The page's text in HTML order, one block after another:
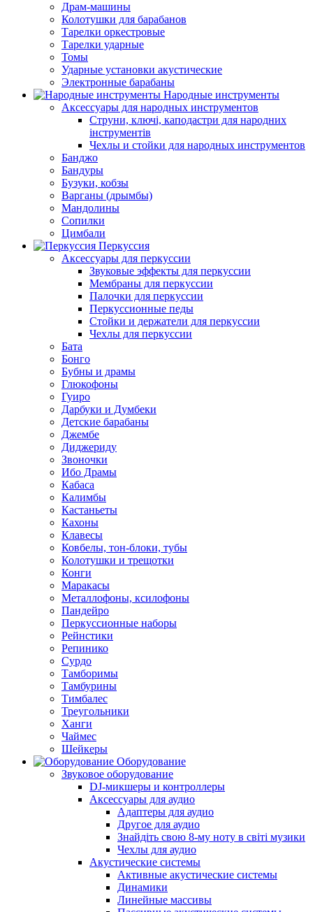
Драм-машины
Колотушки для барабанов
Тарелки оркестровые
Тарелки ударные
Томы
Ударные установки акустические
Электронные барабаны
Народные инструменты
Аксессуары для народных инструментов
Струни, ключі, каподастри для народних
інструментів
Чехлы и стойки для народных инструментов
Банджо
Бандуры
Бузуки, кобзы
Варганы (дрымбы)
Мандолины
Сопилки
Цимбали
Перкуссия
Аксессуары для перкуссии
Звуковые эффекты для перкуссии
Мембраны для перкуссии
Палочки для перкуссии
Перкуссионные педы
Стойки и держатели для перкуссии
Чехлы для перкуссии
Бата
Бонго
Бубны и драмы
Глюкофоны
Гуиро
Дарбуки и Думбеки
Детские барабаны
Джембе
Диджериду
Звоночки
Ибо Драмы
Кабаса
Калимбы
Кастаньеты
Кахоны
Клавесы
Ковбелы, тон-блоки, тубы
Колотушки и трещотки
Конги
Маракасы
Металлофоны, ксилофоны
Пандейро
Перкуссионные наборы
Рейнстики
Репинико
Сурдо
Тамборимы
Тамбурины
Тимбалес
Треугольники
Ханги
Чаймес
Шейкеры
Оборудование
Звуковое оборудование
DJ-микшеры и контроллеры
Аксессуары для аудио
Адаптеры для аудио
Другое для аудио
Знайдіть свою 8-му ноту в світі музики
Чехлы для аудио
Акустические системы
Активные акустические системы
Динамики
Линейные массивы